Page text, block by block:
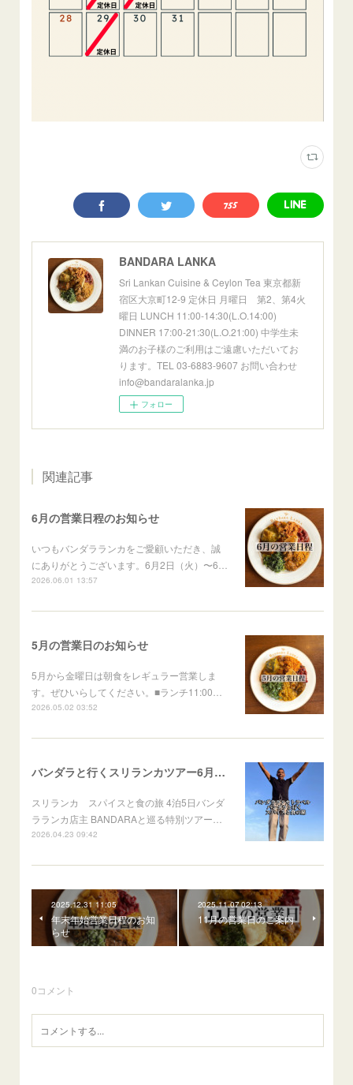
BANDARA LANKA
Sri Lankan Cuisine & Ceylon Tea 東京都新
宿区大京町12-9 定休日 月曜日 第2、第4火
曜日 LUNCH 11:00-14:30(L.O.14:00)
DINNER 17:00-21:30(L.O.21:00) 中学生未
満のお子様のご利用はご遠慮いただいてお
ります。TEL 03-6883-9607 お問い合わせ
info@bandaralanka.jp
フォロー
関連記事
6月の営業日程のお知らせ
いつもバンダラランカをご愛顧いただき、誠
にありがとうございます。6月2日（火）〜6…
2026.06.01 13:57
5月の営業日のお知らせ
5月から金曜日は朝食をレギュラー営業しま
す。ぜひいらしてください。■ランチ11:00…
2026.05.02 03:52
バンダラと行くスリランカツアー6月出発
スリランカ スパイスと食の旅 4泊5日バンダ
ラランカ店主 BANDARAと巡る特別ツアー…
2026.04.23 09:42
2025.12.31 11:05
年末年始営業日程のお知
らせ
2025.11.07 02:13
11月の営業日のご案内
0コメント